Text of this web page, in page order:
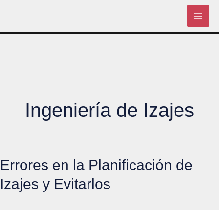
content
Ingeniería de Izajes
Errores en la Planificación de
Izajes y Evitarlos